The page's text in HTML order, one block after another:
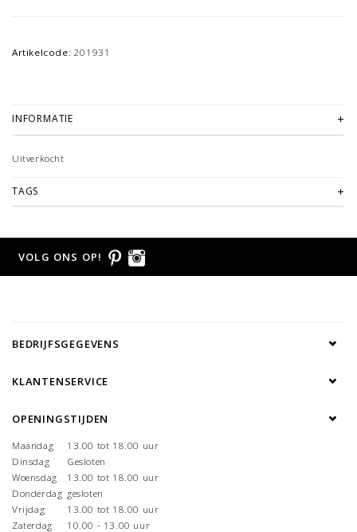
Artikelcode: 201931
INFORMATIE
Uitverkocht
TAGS
VOLG ONS OP!
BEDRIJFSGEGEVENS
KLANTENSERVICE
OPENINGSTIJDEN
Maandag
13.00 tot 18.00 uur
Dinsdag
Gesloten
Woensdag
13.00 tot 18.00 uur
Donderdag gesloten
Vrijdag
13.00 tot 18.00 uur
Zaterdag
10.00 - 13.00 uur